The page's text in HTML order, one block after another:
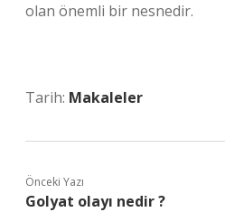
olan önemli bir nesnedir.
Tarih: Makaleler
Önceki Yazı
Golyat olayı nedir ?